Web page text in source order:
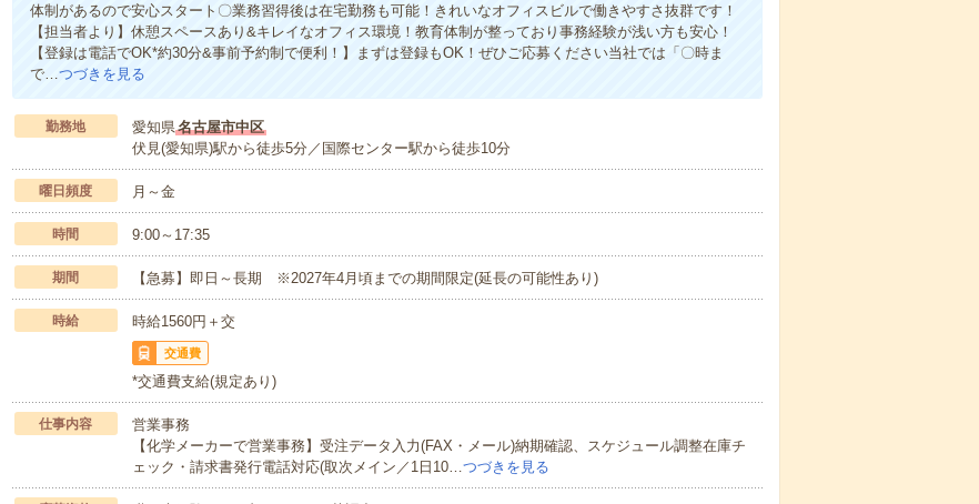
体制があるので安心スタート〇業務習得後は在宅勤務も可能！きれいなオフィスビルで働きやすさ抜群です！
【担当者より】休憩スペースあり&キレイなオフィス環境！教育体制が整っており事務経験が浅い方も安心！
【登録は電話でOK*約30分&事前予約制で便利！】まずは登録もOK！ぜひご応募ください当社では「〇時ま
で… つづきを見る
勤務地 愛知県名古屋市中区
伏見(愛知県)駅から徒歩5分／国際センター駅から徒歩10分
曜日頻度 月～金
時間 9:00～17:35
期間 【急募】即日～長期 ※2027年4月頃までの期間限定(延長の可能性あり)
時給 時給1560円＋交
交通費
*交通費支給(規定あり)
仕事内容
営業事務
【化学メーカーで営業事務】受注データ入力(FAX・メール)納期確認、スケジュール調整在庫チ
ェック・請求書発行電話対応(取次メイン／1日10… つづきを見る